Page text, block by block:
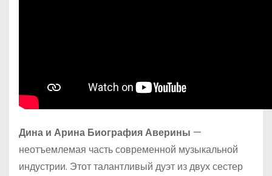
Дина и Арина Биография Аверины —
неотъемлемая часть современной музыкальной
индустрии. Этот талантливый дуэт из двух сестер